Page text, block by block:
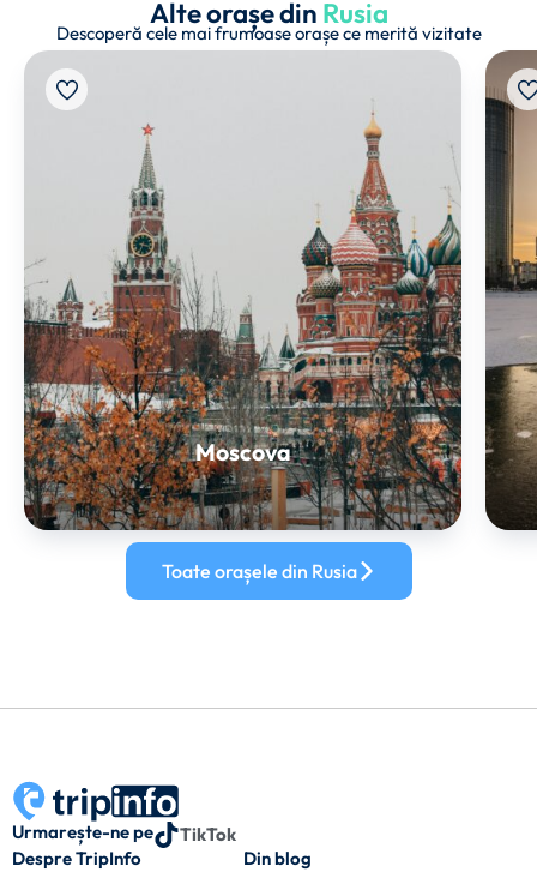
Alte orașe din Rusia
Descoperă cele mai frumoase orașe ce merită vizitate
Moscova
Toate orașele din Rusia
Urmarește-ne pe
TikTok
Despre TripInfo
Din blog